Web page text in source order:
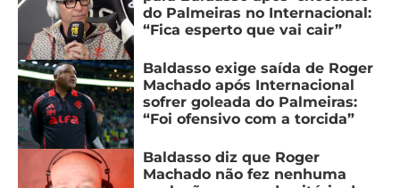
do Palmeiras no Internacional:
“Fica esperto que vai cair”
Baldasso exige saída de Roger
Machado após Internacional
sofrer goleada do Palmeiras:
“Foi ofensivo com a torcida”
Baldasso diz que Roger
Machado não fez nenhuma